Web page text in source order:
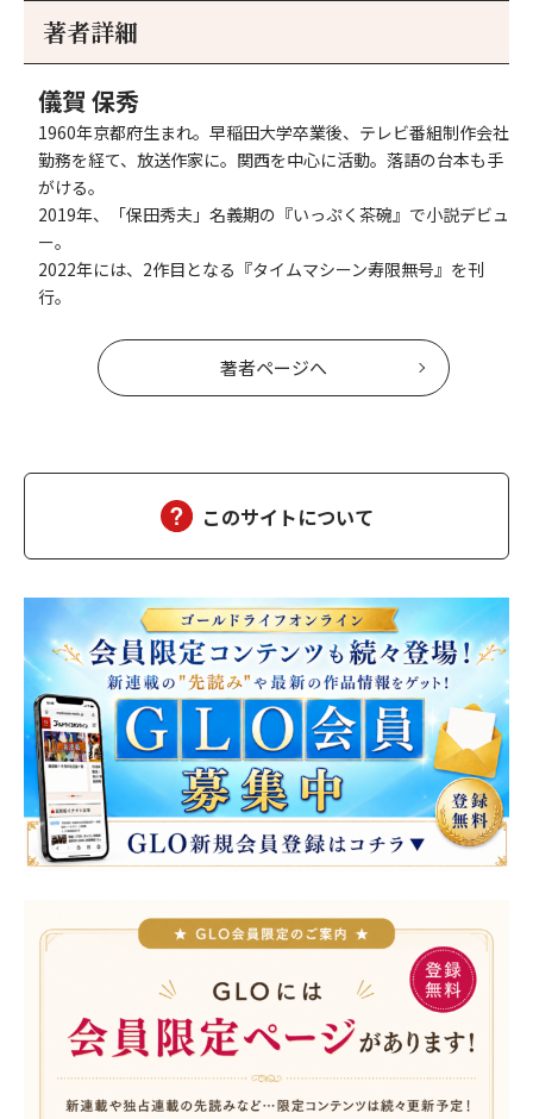
著者詳細
儀賀 保秀
1960年京都府生まれ。早稲田大学卒業後、テレビ番組制作会社
勤務を経て、放送作家に。関西を中心に活動。落語の台本も手
がける。
2019年、「保田秀夫」名義期の『いっぷく茶碗』で小説デビュ
ー。
2022年には、2作目となる『タイムマシーン寿限無号』を刊
行。
著者ページへ
このサイトについて